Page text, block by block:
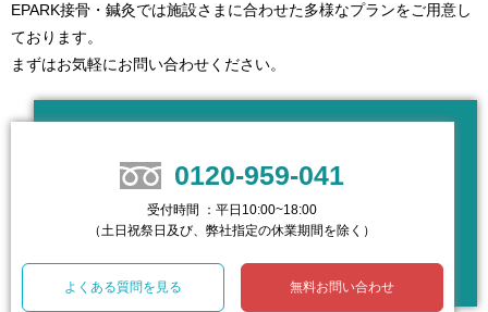
EPARK接骨・鍼灸では施設さまに合わせた多様なプランをご用意し
ております。
まずはお気軽にお問い合わせください。
0120-959-041
受付時間 ：平日10:00~18:00
（土日祝祭日及び、弊社指定の休業期間を除く）
よくある質問を見る 無料お問い合わせ